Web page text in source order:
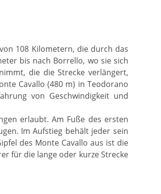
108 Kilometern, die durch das
bis nach Borrello, wo sie sich
die die Strecke verlängert,
Cavallo (480 m) in Teodorano
von Geschwindigkeit und
erlaubt. Am Fuße des ersten
Im Aufstieg behält jeder sein
des Monte Cavallo aus ist die
für die lange oder kurze Strecke